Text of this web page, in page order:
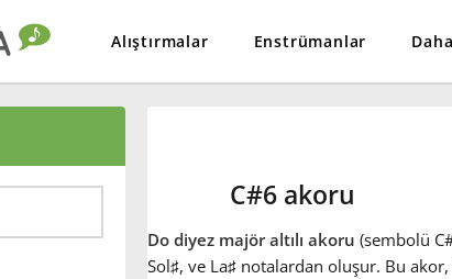
Alıştırmalar Enstrümanlar
C#6 akoru
Do diyez majör altılı akoru (sembolü
Sol♯, ve La♯notalardan oluşur. Bu akor,